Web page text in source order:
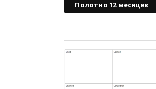
Полотно 12 месяцев